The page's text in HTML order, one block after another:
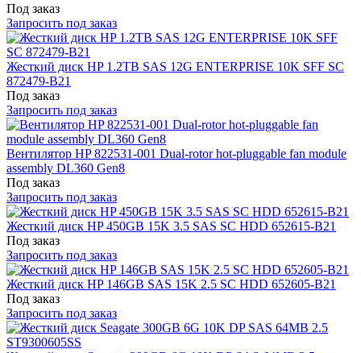
Под заказ
Запросить под заказ
Жесткий диск HP 1.2TB SAS 12G ENTERPRISE 10K SFF SC
872479-B21
Под заказ
Запросить под заказ
Вентилятор HP 822531-001 Dual-rotor hot-pluggable fan module
assembly DL360 Gen8
Под заказ
Запросить под заказ
Жесткий диск HP 450GB 15K 3.5 SAS SC HDD 652615-B21
Под заказ
Запросить под заказ
Жесткий диск HP 146GB SAS 15K 2.5 SC HDD 652605-B21
Под заказ
Запросить под заказ